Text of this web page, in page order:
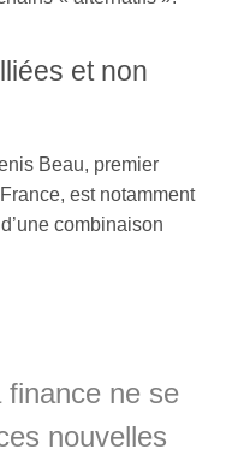
et non
Beau, premier
est notamment
combinaison
finance ne se
nouvelles